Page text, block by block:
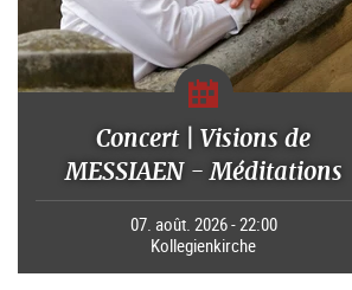
Concert | Visions de
MESSIAEN - Méditations
07. août. 2026 - 22:00
Kollegienkirche